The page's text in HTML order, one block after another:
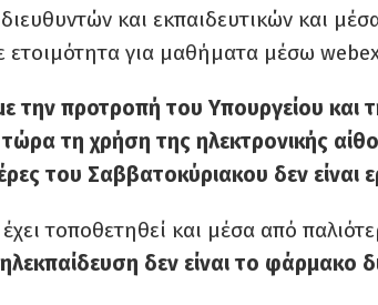
και εκπαιδευτικών και
ετοιμότητα για μαθήματα μέσω
την προτροπή του Υπουργείου
τη χρήση της ηλεκτρονικής
του Σαββατοκύριακου δεν είναι
τοποθετηθεί και μέσα από
δεν είναι το φάρμακο